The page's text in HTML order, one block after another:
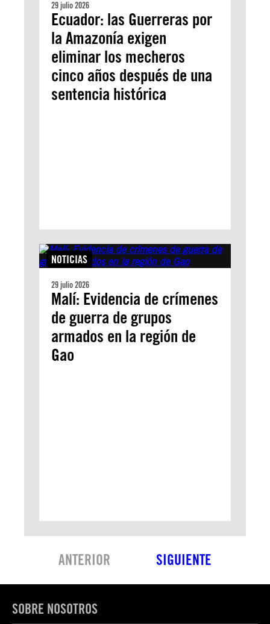
29 julio 2026
Ecuador: las Guerreras por
la Amazonía exigen
eliminar los mecheros
cinco años después de una
sentencia histórica
NOTICIAS
29 julio 2026
Malí: Evidencia de crímenes
de guerra de grupos
armados en la región de
Gao
ANTERIOR SIGUIENTE
SOBRE NOSOTROS